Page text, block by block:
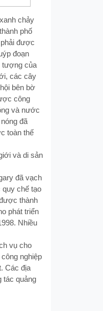
chảy
phố
được
đoạn
tượng của
các cây
bên bờ
công
và nước
đã
toàn thế
và di sản
đã vạch
quy chế tạo
thành
phát triển
Nhiều
vụ cho
nghiệp
Các địa
tác quảng